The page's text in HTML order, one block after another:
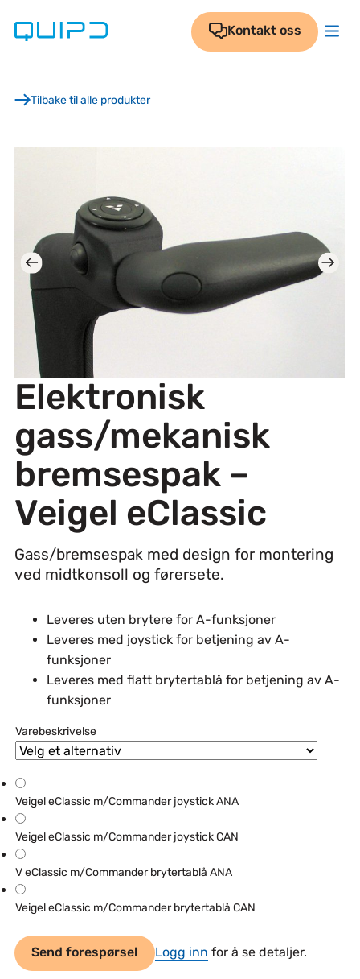
Kontakt oss
Tilbake til alle produkter
Elektronisk
gass/mekanisk
bremsespak –
Veigel eClassic
Gass/bremsespak med design for montering
ved midtkonsoll og førersete.
Leveres uten brytere for A-funksjoner
Leveres med joystick for betjening av A-
funksjoner
Leveres med flatt brytertablå for betjening av A-
funksjoner
Varebeskrivelse
Veigel eClassic m/Commander joystick ANA
Veigel eClassic m/Commander joystick CAN
V eClassic m/Commander brytertablå ANA
Veigel eClassic m/Commander brytertablå CAN
Send forespørsel Logg inn for å se detaljer.